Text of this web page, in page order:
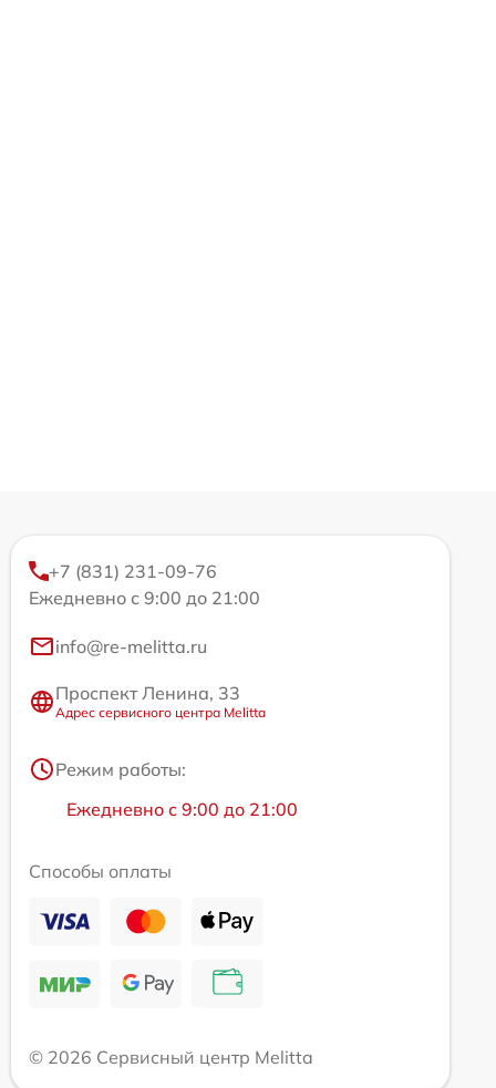
+7 (831) 231-09-76
Ежедневно с 9:00 до 21:00
info@re-melitta.ru
Проспект Ленина, 33
Адрес сервисного центра Melitta
Режим работы:
Ежедневно с 9:00 до 21:00
Способы оплаты
© 2026 Сервисный центр Melitta